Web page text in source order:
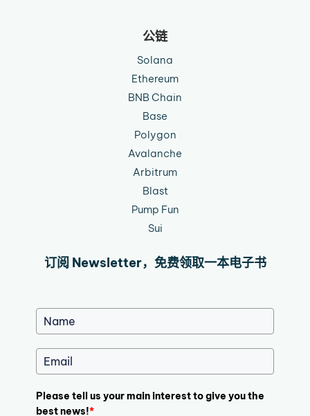
公链
Solana
Ethereum
BNB Chain
Base
Polygon
Avalanche
Arbitrum
Blast
Pump Fun
Sui
订阅 Newsletter，免费领取一本电子书
Please tell us your main interest to give you the
best news!*